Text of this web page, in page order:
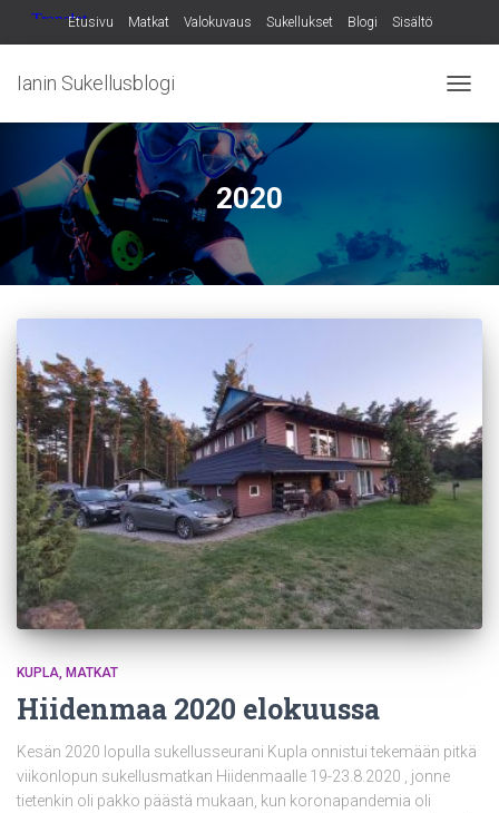
Etusivu Matkat Valokuvaus Sukellukset Blogi Sisältö
Ianin Sukellusblogi
2020
KUPLA MATKAT
Hiidenmaa 2020 elokuussa
Kesän 2020 lopulla sukellusseurani Kupla onnistui tekemään pitkä
viikonlopun sukellusmatkan Hiidenmaalle 19-23.8.2020 , jonne
tietenkin oli pakko päästä mukaan, kun koronapandemia oli